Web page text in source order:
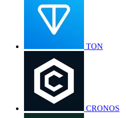
TON
CRONOS